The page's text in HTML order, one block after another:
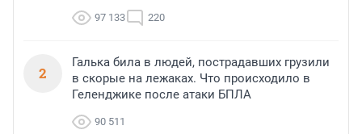
97 133 220
2
Галька била в людей, пострадавших грузили
в скорые на лежаках. Что происходило в
Геленджике после атаки БПЛА
90 511